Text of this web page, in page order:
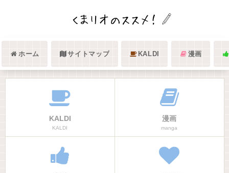
ホーム サイトマップ KALDI 漫画
KALDI
KALDI
漫画
manga